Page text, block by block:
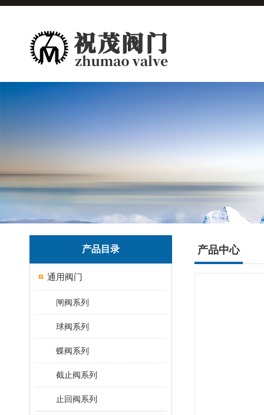
产品目录
通用阀门
闸阀系列
球阀系列
蝶阀系列
截止阀系列
止回阀系列
产品中心